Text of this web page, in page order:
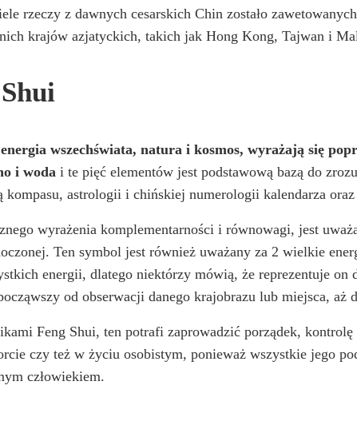
rzeczy z dawnych cesarskich Chin zostało
krajów azjatyckich, takich jak Hong Kong, Tajwan i
wszechświata, natura i kosmos, wyrażają się
i woda i te pięć elementów jest podstawową bazą do
kompasu, astrologii i chińskiej numerologii kalendarza
wyrażenia komplementarności i równowagi, jest
Ten symbol jest również uważany za 2 wielkie
energii, dlatego niektórzy mówią, że reprezentuje on
od obserwacji danego krajobrazu lub miejsca,
Feng Shui, ten potrafi zaprowadzić porządek,
czy też w życiu osobistym, ponieważ wszystkie jego
człowiekiem.